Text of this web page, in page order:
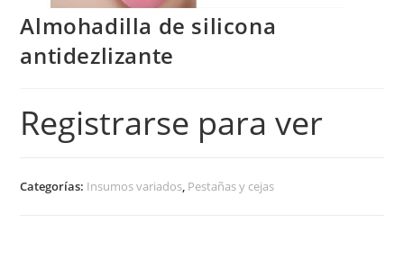
Almohadilla de silicona
antidezlizante
Registrarse para ver
Categorías: Insumos variados, Pestañas y cejas